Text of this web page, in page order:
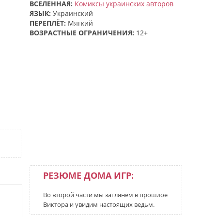
ВСЕЛЕННАЯ: Комиксы украинских авторов
ЯЗЫК: Украинский
ПЕРЕПЛЁТ: Мягкий
ВОЗРАСТНЫЕ ОГРАНИЧЕНИЯ: 12+
РЕЗЮМЕ ДОМА ИГР:
Во второй части мы заглянем в прошлое
Виктора и увидим настоящих ведьм.